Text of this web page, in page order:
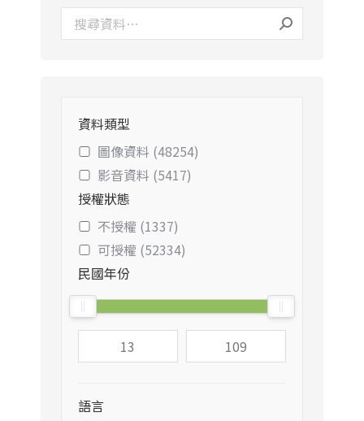
資料類型
圖像資料 (48254)
影音資料 (5417)
授權狀態
不授權 (1337)
可授權 (52334)
民國年份
語言